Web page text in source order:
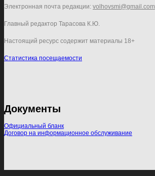
Электронная почта редакции: volhovsmi@gmail.com
Главный редактор Тарасова К.Ю.
Настоящий ресурс содержит материалы 18+
Статистика посещаемости
Документы
Официальный бланк
Договор на информационное обслуживание